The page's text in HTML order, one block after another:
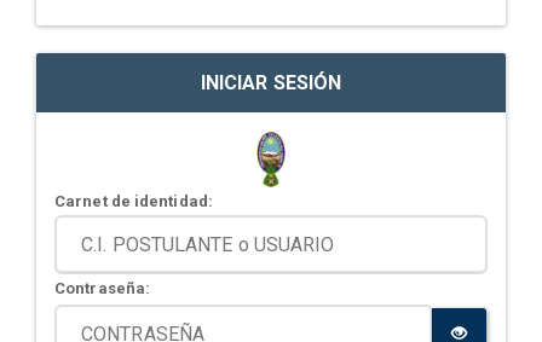
INICIAR SESIÓN
Carnet de identidad:
Contraseña: